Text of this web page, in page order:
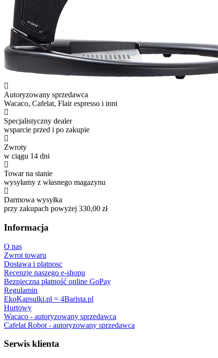
Autoryzowany sprzedawca
Wacaco, Cafelat, Flair espresso i inni
Specjalistyczny dealer
wsparcie przed i po zakupie
Zwroty
w ciągu 14 dni
Towar na stanie
wysyłamy z własnego magazynu
Darmowa wysyłka
przy zakupach powyżej 330,00 zł
Informacja
O nas
Zwrot towaru
Dostawa i platnosc
Recenzje naszego e-shopu
Bezpieczna płatność online GoPay
Regulamin
EkoKapsulki.pl = 4Barista.pl
Hurtowy
Wacaco - autoryzowany sprzedawca
Cafelat Robot - autoryzowany sprzedawca
Serwis klienta